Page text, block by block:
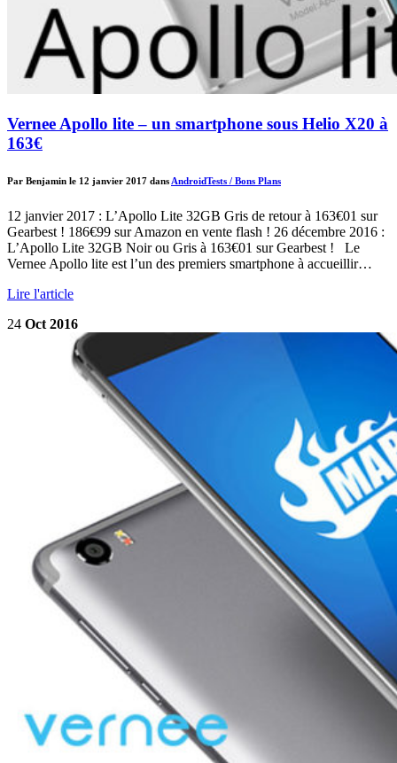
Vernee Apollo lite – un smartphone sous Helio X20 à
163€
Par Benjamin le 12 janvier 2017 dans AndroidTests / Bons Plans
12 janvier 2017 : L’Apollo Lite 32GB Gris de retour à 163€01 sur
Gearbest ! 186€99 sur Amazon en vente flash ! 26 décembre 2016 :
L’Apollo Lite 32GB Noir ou Gris à 163€01 sur Gearbest ! Le
Vernee Apollo lite est l’un des premiers smartphone à accueillir…
Lire l'article
24 Oct 2016